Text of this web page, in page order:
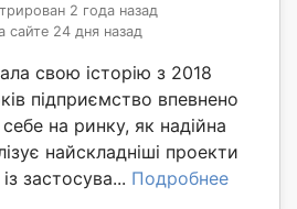
2 года назад
сайте 24 дня назад
свою історію з 2018
підприємство впевнено
на ринку, як надійна
найскладніші проекти
застосува... Подробнее